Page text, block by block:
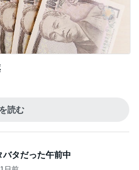
読む
タだった午前中